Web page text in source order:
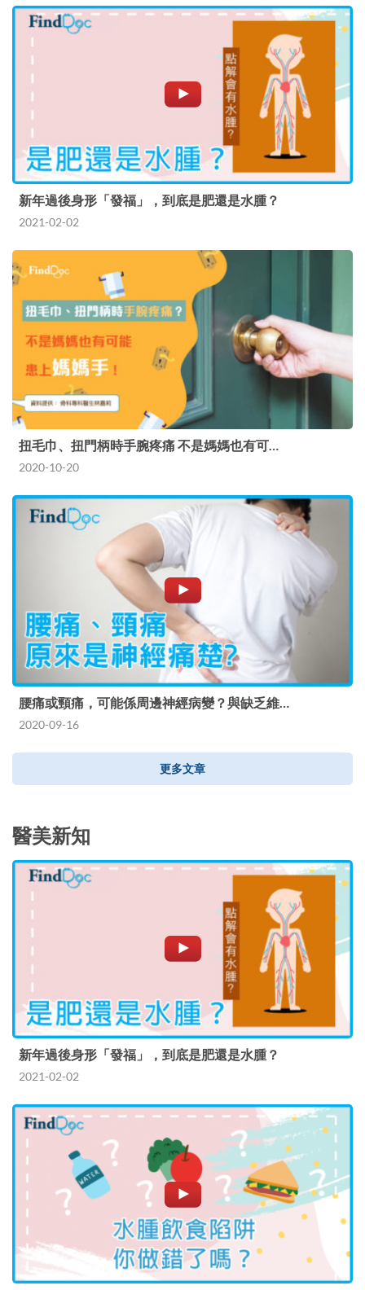
新年過後身形「發福」，到底是肥還是水腫？
2021-02-02
扭毛巾、扭門柄時手腕疼痛 不是媽媽也有可…
2020-10-20
腰痛或頸痛，可能係周邊神經病變？與缺乏維…
2020-09-16
更多文章
醫美新知
新年過後身形「發福」，到底是肥還是水腫？
2021-02-02